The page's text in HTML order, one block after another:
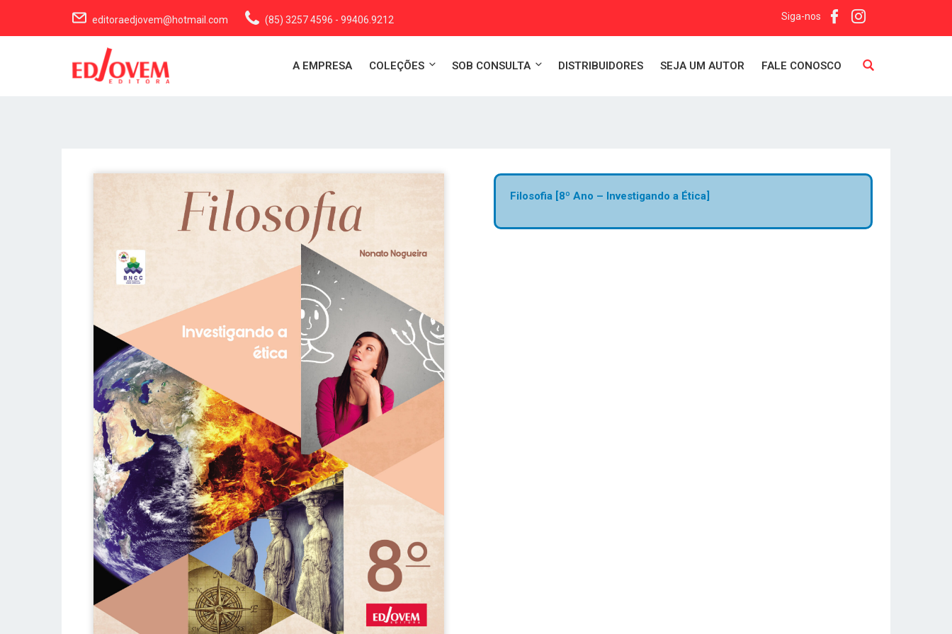
editoraedjovem@hotmail.com (85) 3257 4596 - 99406.9212 Siga-nos
A EMPRESA COLEÇÕES SOB CONSULTA DISTRIBUIDORES SEJA UM AUTOR FALE CONOSCO
Filosofia [8º Ano – Investigando a Ética]